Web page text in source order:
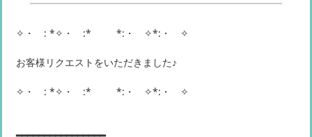
✧・゚: *✧・゚:* *:・゚✧*:・゚✧
お客様リクエストをいただきました♪
✧・゚: *✧・゚:* *:・゚✧*:・゚✧